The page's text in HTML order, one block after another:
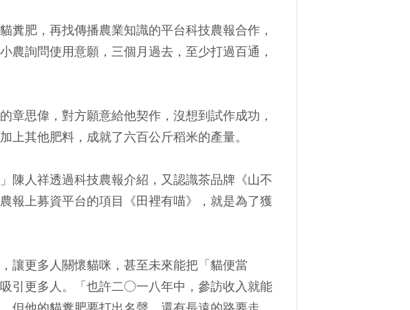
糞肥，再找傳播農業知識的平台科技農報合作，
農詢問使用意願，三個月過去，至少打過百通，
章思偉，對方願意給他契作，沒想到試作成功，
上其他肥料，成就了六百公斤稻米的產量。
陳人祥透過科技農報介紹，又認識茶品牌《山不
報上募資平台的項目《田裡有喵》，就是為了獲
讓更多人關懷貓咪，甚至未來能把「貓便當
引更多人。「也許二○一八年中，參訪收入就能